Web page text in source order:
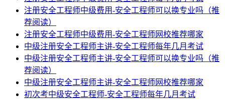
注册安全工程师中级费用-安全工程师可以换专业吗（推
荐阅读）
注册安全工程师中级费用-安全工程师网校推荐哪家
中级注册安全工程师主讲-安全工程师每年几月考试
中级注册安全工程师主讲-安全工程师可以换专业吗（推
荐阅读）
中级注册安全工程师主讲-安全工程师网校推荐哪家
初次考中级安全工程师-安全工程师每年几月考试